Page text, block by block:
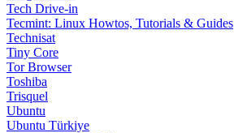
Tech Drive-in
Tecmint: Linux Howtos, Tutorials & Guides
Technisat
Tiny Core
Tor Browser
Toshiba
Trisquel
Ubuntu
Ubuntu Türkiye